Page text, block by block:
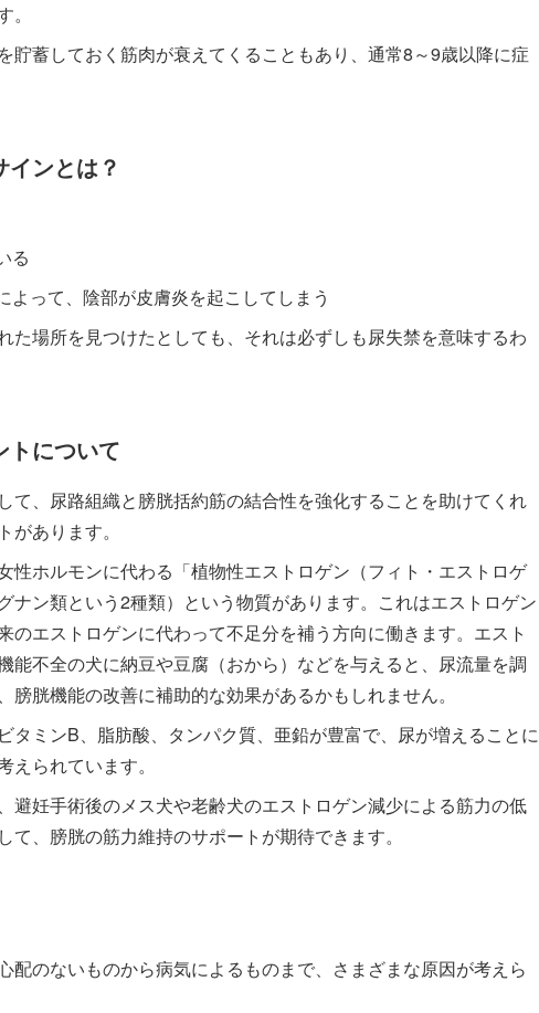
貯蓄しておく筋肉が衰えてくることもあり、通常8～9歳以降に症
ンとは？
る
よって、陰部が皮膚炎を起こしてしまう
た場所を見つけたとしても、それは必ずしも尿失禁を意味するわ
トについて
て、尿路組織と膀胱括約筋の結合性を強化することを助けてくれ
あります。
性ホルモンに代わる「植物性エストロゲン（フィト・エストロゲ
ナン類という2種類）という物質があります。これはエストロゲン
のエストロゲンに代わって不足分を補う方向に働きます。エスト
能不全の犬に納豆や豆腐（おから）などを与えると、尿流量を調
胱機能の改善に補助的な効果があるかもしれません。
タミンB、脂肪酸、タンパク質、亜鉛が豊富で、尿が増えることに
えられています。
避妊手術後のメス犬や老齢犬のエストロゲン減少による筋力の低
、膀胱の筋力維持のサポートが期待できます。
配のないものから病気によるものまで、さまざまな原因が考えら